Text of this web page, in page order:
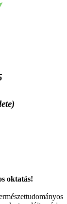
oktatás!